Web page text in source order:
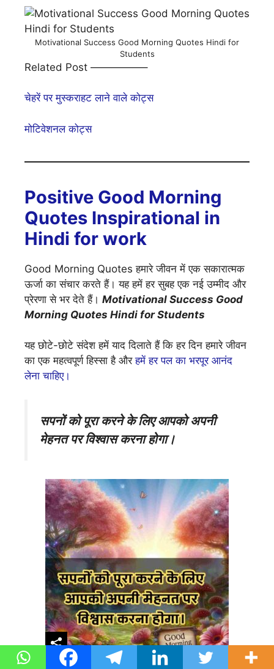
Motivational Success Good Morning Quotes Hindi for
Students
Related Post —————–
चेहरें पर मुस्कराहट लाने वाले कोट्स
मोटिवेशनल कोट्स
Positive Good Morning
Quotes Inspirational in
Hindi for work
Good Morning Quotes हमारे जीवन में एक सकारात्मक
ऊर्जा का संचार करते हैं। यह हमें हर सुबह एक नई उम्मीद और
प्रेरणा से भर देते हैं। Motivational Success Good
Morning Quotes Hindi for Students
यह छोटे-छोटे संदेश हमें याद दिलाते हैं कि हर दिन हमारे जीवन
का एक महत्वपूर्ण हिस्सा है औरहमें हर पल का भरपूर आनंद
लेना चाहिए।
सपनों को पूरा करने के लिए आपको अपनी
मेहनत पर विश्वास करना होगा।